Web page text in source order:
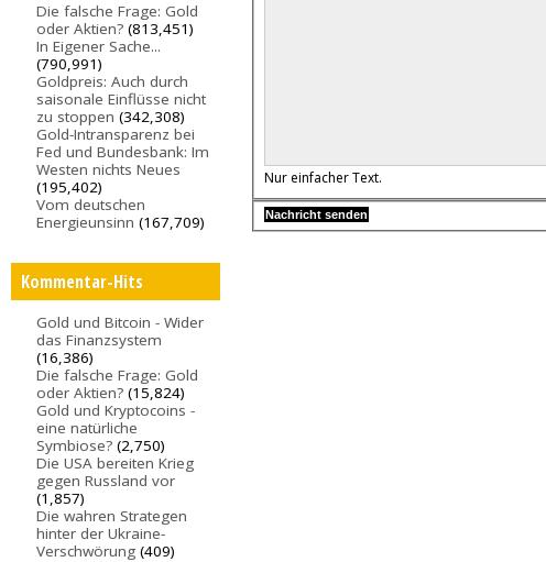
Die falsche Frage: Gold
oder Aktien? (813,451)
In Eigener Sache...
(790,991)
Goldpreis: Auch durch
saisonale Einflüsse nicht
zu stoppen (342,308)
Gold-Intransparenz bei
Fed und Bundesbank: Im
Westen nichts Neues
(195,402)
Vom deutschen
Energieunsinn (167,709)
Kommentar-Hits
Gold und Bitcoin - Wider
das Finanzsystem
(16,386)
Die falsche Frage: Gold
oder Aktien? (15,824)
Gold und Kryptocoins -
eine natürliche
Symbiose? (2,750)
Die USA bereiten Krieg
gegen Russland vor
(1,857)
Die wahren Strategen
hinter der Ukraine-
Verschwörung (409)
Nur einfacher Text.